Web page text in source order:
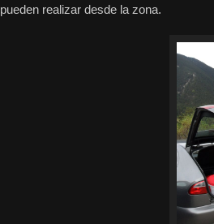
pueden realizar desde la zona.